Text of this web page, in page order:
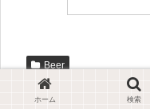
Beer
ス
ホーム 検索